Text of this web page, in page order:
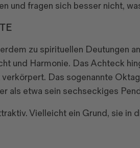
und fragen sich besser nicht,
zu spirituellen Deutungen
und Harmonie. Das Achteck
Das sogenannte
als etwa sein sechseckiges
Vielleicht ein Grund, sie in